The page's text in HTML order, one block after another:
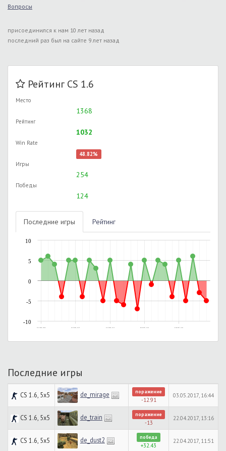
Вопросы
присоединился к нам 10 лет назад
последний раз был на сайте 9 лет назад
Рейтинг CS 1.6
Место
1368
Рейтинг
1032
Win Rate
48.82%
Игры
254
Победы
124
Последние игры Рейтинг
23.11.2016, 20:44 14.12.2016, 10:55 21.12.2016, 21:13 04.03.2017, 12:41 01.04.2017, 12:01
-10
-5
0
5
10
Последние игры
CS 1.6, 5x5 de_mirage поражение
-12.91
03.05.2017, 16:44
CS 1.6, 5x5 de_train поражение
-13
22.04.2017, 13:16
CS 1.6, 5x5 de_dust2 победа
+32.43
22.04.2017, 11:51